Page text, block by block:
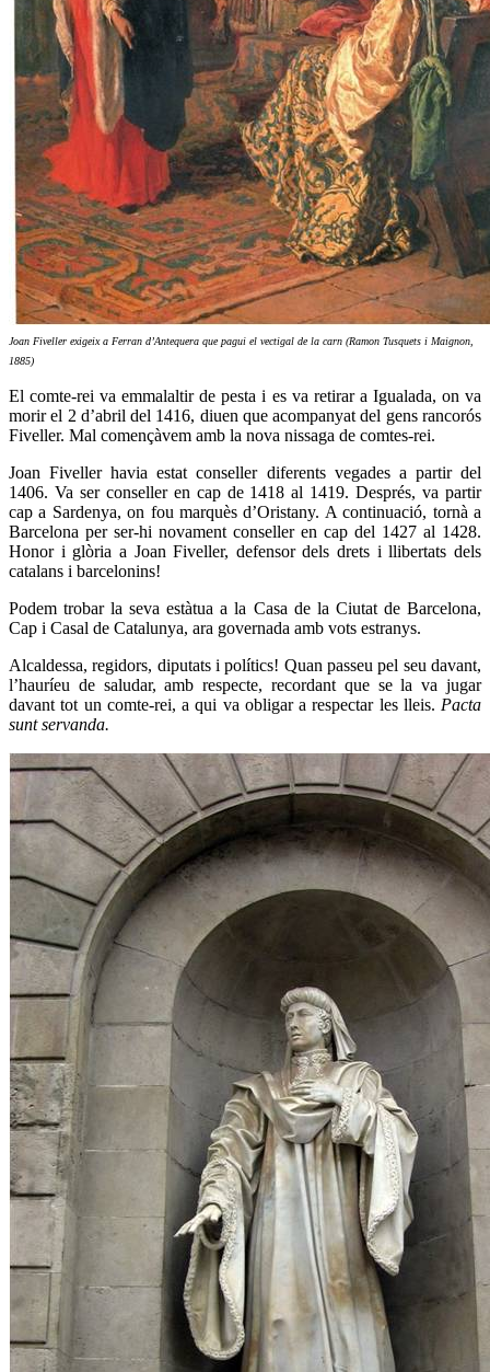
Joan Fiveller exigeix a Ferran d’Antequera que pagui el vectigal de la carn (Ramon Tusquets i Maignon,
1885)
El comte-rei va emmalaltir de pesta i es va retirar a Igualada, on va
morir el 2 d’abril del 1416, diuen que acompanyat del gens rancorós
Fiveller. Mal començàvem amb la nova nissaga de comtes-rei.
Joan Fiveller havia estat conseller diferents vegades a partir del
1406. Va ser conseller en cap de 1418 al 1419. Després, va partir
cap a Sardenya, on fou marquès d’Oristany. A continuació, tornà a
Barcelona per ser-hi novament conseller en cap del 1427 al 1428.
Honor i glòria a Joan Fiveller, defensor dels drets i llibertats dels
catalans i barcelonins!
Podem trobar la seva estàtua a la Casa de la Ciutat de Barcelona,
Cap i Casal de Catalunya, ara governada amb vots estranys.
Alcaldessa, regidors, diputats i polítics! Quan passeu pel seu davant,
l’hauríeu de saludar, amb respecte, recordant que se la va jugar
davant tot un comte-rei, a qui va obligar a respectar les lleis. Pacta
sunt servanda.